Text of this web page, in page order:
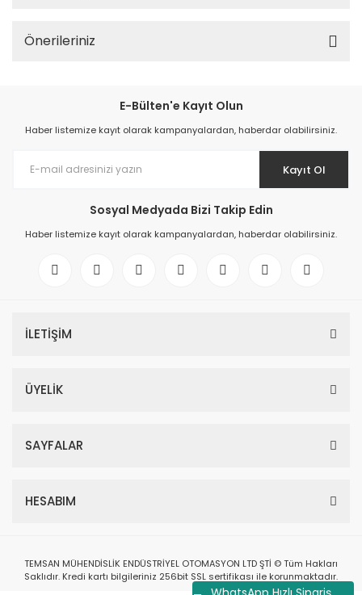
Önerileriniz
E-Bülten'e Kayıt Olun
Haber listemize kayıt olarak kampanyalardan, haberdar olabilirsiniz.
Kayıt Ol
Sosyal Medyada Bizi Takip Edin
Haber listemize kayıt olarak kampanyalardan, haberdar olabilirsiniz.
İLETİŞİM
ÜYELİK
SAYFALAR
HESABIM
TEMSAN MÜHENDİSLİK ENDÜSTRİYEL OTOMASYON LTD ŞTİ © Tüm Hakları
Saklıdır. Kredi kartı bilgileriniz 256bit SSL sertifikası ile korunmaktadır.